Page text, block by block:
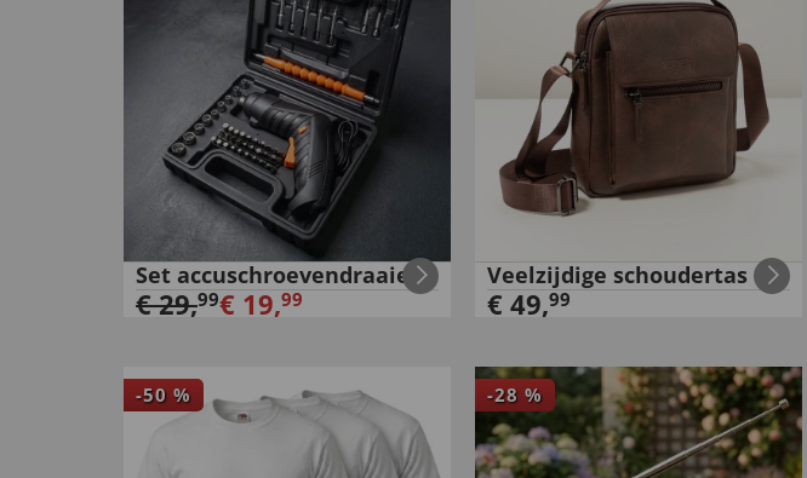
Set accuschroevendraaiers
€29,99€ 19,99
Veelzijdige schoudertas
€ 49,99
-50 % -28 %